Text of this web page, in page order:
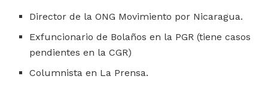
Director de la ONG Movimiento por Nicaragua.
Exfuncionario de Bolaños en la PGR (tiene casos
pendientes en la CGR)
Columnista en La Prensa.